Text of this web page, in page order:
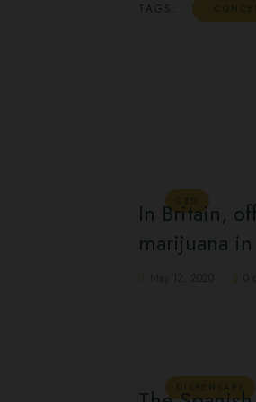
TAGS:
CBD
In Britain,
marijuana
May 12, 2020
DISPENSARY